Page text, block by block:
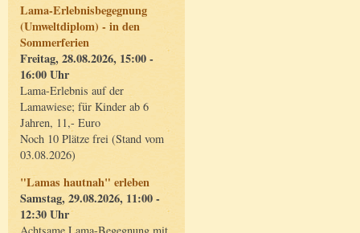
Lama-Erlebnisbegegnung
(Umweltdiplom) - in den
Sommerferien
Freitag, 28.08.2026, 15:00 -
16:00 Uhr
Lama-Erlebnis auf der
Lamawiese; für Kinder ab 6
Jahren, 11,- Euro
Noch 10 Plätze frei (Stand vom
03.08.2026)
"Lamas hautnah" erleben
Samstag, 29.08.2026, 11:00 -
12:30 Uhr